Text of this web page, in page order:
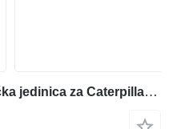
Caterpillar 4600132 upravljačka jedinica za Caterpillar 340 352 374 385 340F 352F 336F 349F 320F 330F 312F 313F 323F 325F 335F 316F 326F 318F 320D2 320D3 330D2 323D2 326D2 bagera